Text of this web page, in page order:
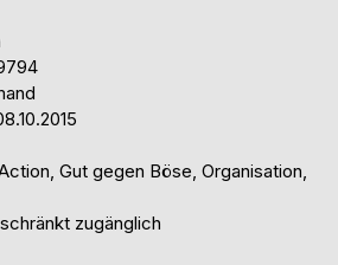
Gut gegen Böse, Organisation,
zugänglich